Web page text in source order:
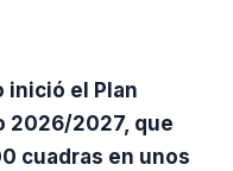
inició el Plan
2026/2027, que
cuadras en unos